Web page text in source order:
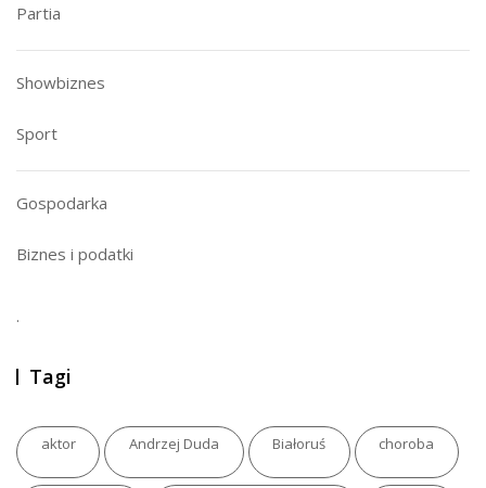
Partia
Showbiznes
Sport
Gospodarka
Biznes i podatki
.
Tagi
aktor Andrzej Duda Białoruś choroba